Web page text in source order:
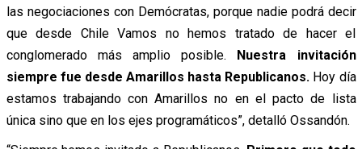
las negociaciones con Demócratas, porque nadie podrá decir
que desde Chile Vamos no hemos tratado de hacer el
conglomerado más amplio posible. Nuestra invitación
siempre fue desde Amarillos hasta Republicanos. Hoy día
estamos trabajando con Amarillos no en el pacto de lista
única sino que en los ejes programáticos”, detalló Ossandón.